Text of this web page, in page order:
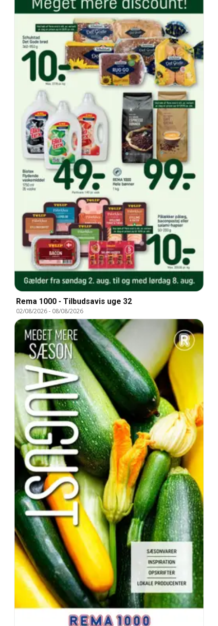
Rema 1000 - Tilbudsavis uge 32
02/08/2026- 08/08/2026